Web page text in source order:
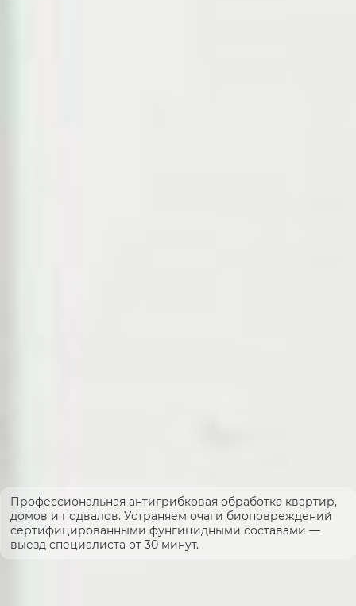
Профессиональная антигрибковая обработка квартир,
домов и подвалов. Устраняем очаги биоповреждений
сертифицированными фунгицидными составами —
выезд специалиста от 30 минут.